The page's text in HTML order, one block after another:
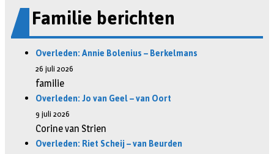
Familie berichten
Overleden: Annie Bolenius – Berkelmans
26 juli 2026
familie
Overleden: Jo van Geel – van Oort
9 juli 2026
Corine van Strien
Overleden: Riet Scheij – van Beurden